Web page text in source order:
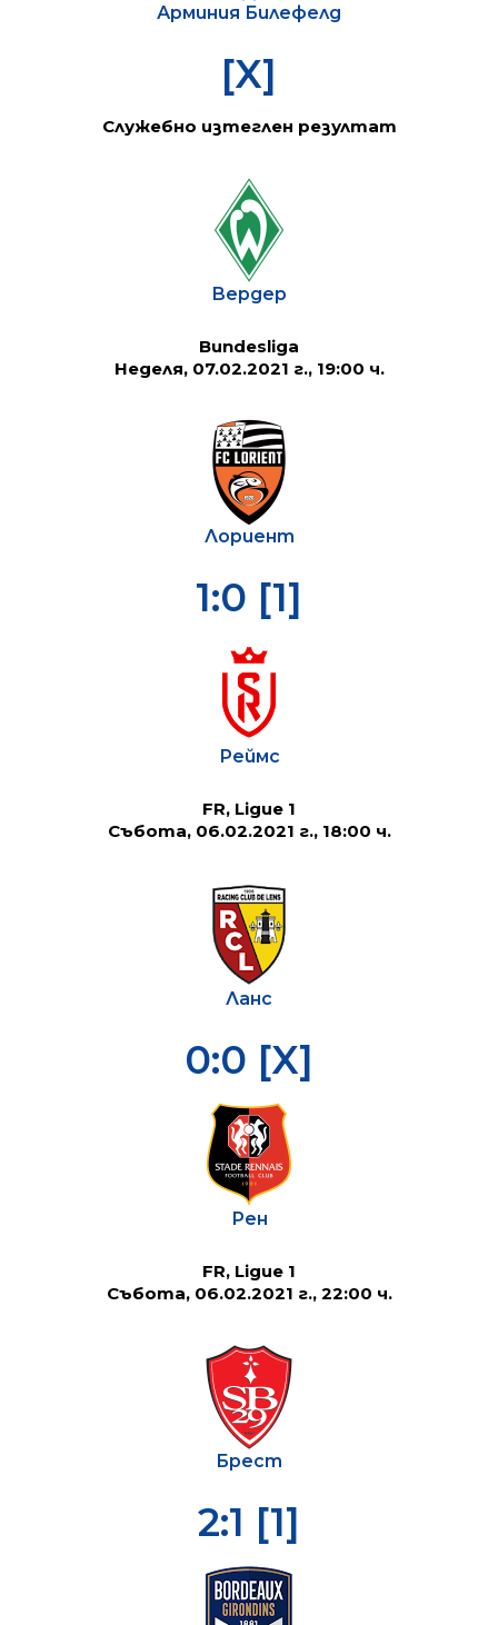
Арминия Билефелд
[X]
Служебно изтеглен резултат
Вердер
Bundesliga
Неделя, 07.02.2021 г., 19:00 ч.
Лориент
1:0 [1]
Реймс
FR, Ligue 1
Събота, 06.02.2021 г., 18:00 ч.
Ланс
0:0 [X]
Рен
FR, Ligue 1
Събота, 06.02.2021 г., 22:00 ч.
Брест
2:1 [1]